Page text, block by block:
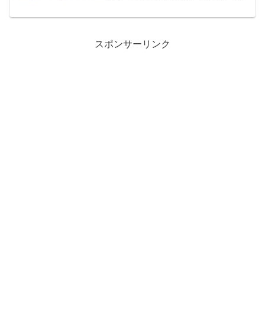
スポンサーリンク